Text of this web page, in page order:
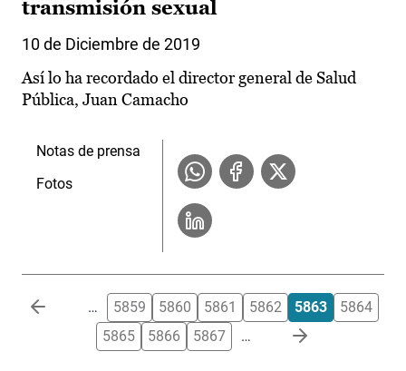
transmisión sexual
10 de Diciembre de 2019
Así lo ha recordado el director general de Salud
Pública, Juan Camacho
Notas de prensa
Fotos
Paginación … 5859 5860 5861 5862 5863
5864
5865
5866 5867 …